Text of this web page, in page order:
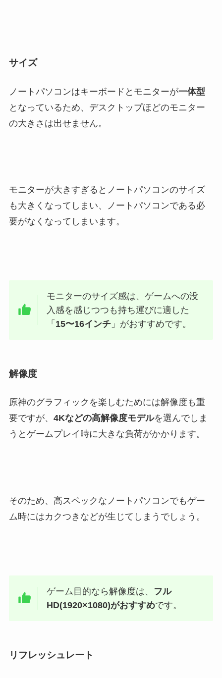
サイズ
ノートパソコンはキーボードとモニターが一体型
となっているため、デスクトップほどのモニター
の大きさは出せません。
モニターが大きすぎるとノートパソコンのサイズ
も大きくなってしまい、ノートパソコンである必
要がなくなってしまいます。
モニターのサイズ感は、ゲームへの没
入感を感じつつも持ち運びに適した
「 15〜16インチ 」がおすすめです。
解像度
原神のグラフィックを楽しむためには解像度も重
要ですが、 4Kなどの高解像度モデルを選んでしま
うとゲームプレイ時に大きな負荷がかかります。
そのため、高スペックなノートパソコンでもゲー
ム時にはカクつきなどが生じてしまうでしょう。
ゲーム目的なら解像度は、 フル
HD(1920×1080)がおすすめです。
リフレッシュレート